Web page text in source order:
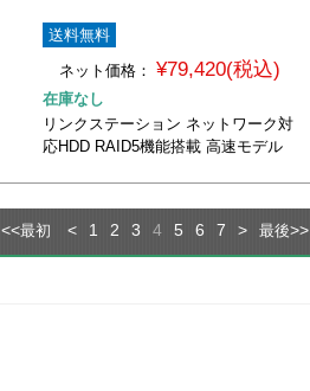
送料無料
ネット価格：
¥79,420(税込)
在庫なし
リンクステーション ネットワーク対
応HDD RAID5機能搭載 高速モデル
<<最初 < 1 2 3 4 5 6 7 > 最後>>